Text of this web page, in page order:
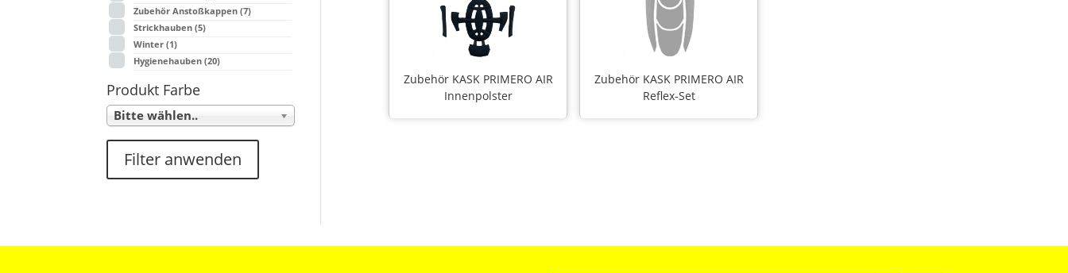
Zubehör KASK PRIMERO AIR
Innenpolster
Zubehör KASK PRIMERO AIR
Reflex-Set
Zubehör Anstoßkappen (7)
Strickhauben (5)
Winter (1)
Hygienehauben (20)
Produkt Farbe
Bitte wählen..
Filter anwenden